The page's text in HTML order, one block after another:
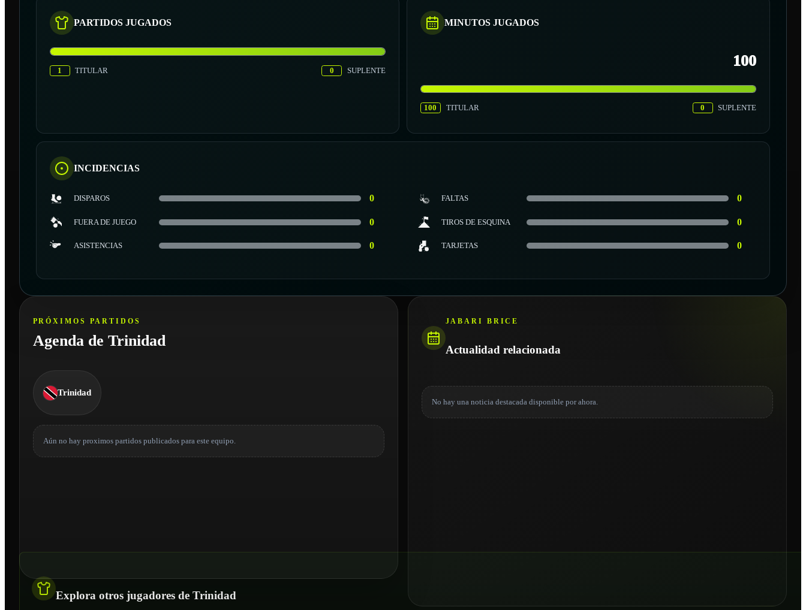
PARTIDOS JUGADOS
1 TITULAR 0 SUPLENTE
MINUTOS JUGADOS
100
100 TITULAR 0 SUPLENTE
INCIDENCIAS
DISPAROS 0 FALTAS 0
FUERA DE JUEGO 0 TIROS DE ESQUINA 0
ASISTENCIAS 0 TARJETAS 0
PRÓXIMOS PARTIDOS
Agenda de Trinidad
Trinidad
Aún no hay proximos partidos publicados para este equipo.
JABARI BRICE
Actualidad relacionada
No hay una noticia destacada disponible por ahora.
Explora otros jugadores de Trinidad